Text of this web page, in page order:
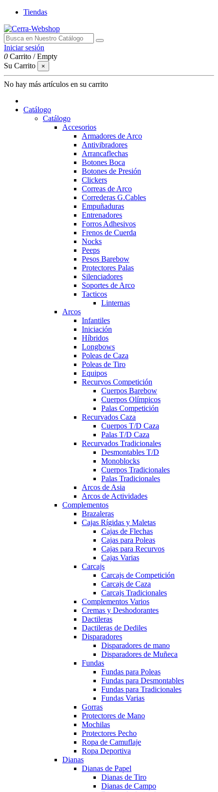
Tiendas
Iniciar sesión
0 Carrito /Empty
Su Carrito
×
No hay más artículos en su carrito
Catálogo
Catálogo
Accesorios
Armadores de Arco
Antivibradores
Arrancaflechas
Botones Boca
Botones de Presión
Clickers
Correas de Arco
Correderas G.Cables
Empuñaduras
Entrenadores
Forros Adhesivos
Frenos de Cuerda
Nocks
Peeps
Pesos Barebow
Protectores Palas
Silenciadores
Soportes de Arco
Tacticos
Linternas
Arcos
Infantiles
Iniciación
Híbridos
Longbows
Poleas de Caza
Poleas de Tiro
Equipos
Recurvos Competición
Cuerpos Barebow
Cuerpos Olímpicos
Palas Competición
Recurvados Caza
Cuerpos T/D Caza
Palas T/D Caza
Recurvados Tradicionales
Desmontables T/D
Monoblocks
Cuerpos Tradicionales
Palas Tradicionales
Arcos de Asia
Arcos de Actividades
Complementos
Brazaleras
Cajas Rígidas y Maletas
Cajas de Flechas
Cajas para Poleas
Cajas para Recurvos
Cajas Varias
Carcajs
Carcajs de Competición
Carcajs de Caza
Carcajs Tradicionales
Complementos Varios
Cremas y Deshodorantes
Dactileras
Dactileras de Dediles
Disparadores
Disparadores de mano
Disparadores de Muñeca
Fundas
Fundas para Poleas
Fundas para Desmontables
Fundas para Tradicionales
Fundas Varias
Gorras
Protectores de Mano
Mochilas
Protectores Pecho
Ropa de Camuflaje
Ropa Deportiva
Dianas
Dianas de Papel
Dianas de Tiro
Dianas de Campo